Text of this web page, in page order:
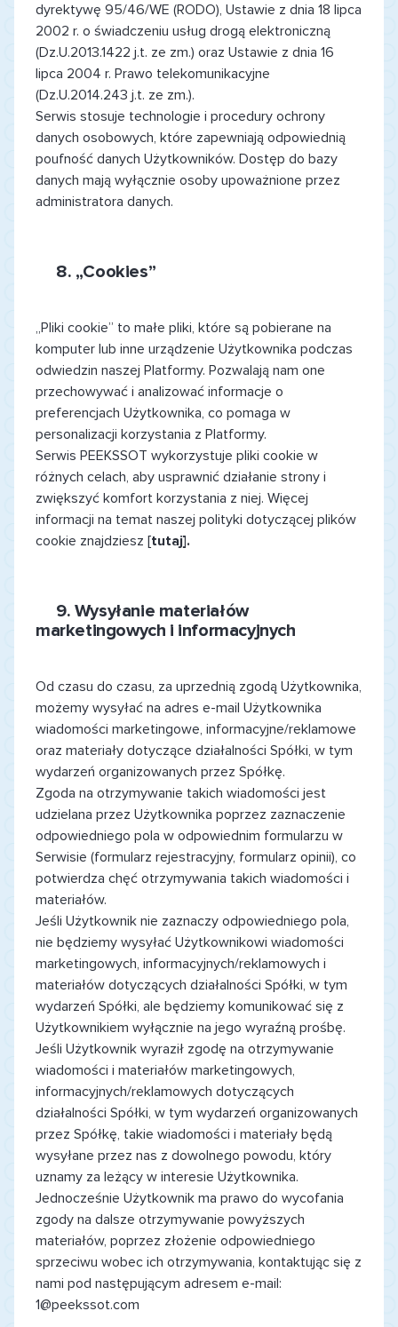
dyrektywę 95/46/WE (RODO), Ustawie z dnia 18 lipca
2002 r. o świadczeniu usług drogą elektroniczną
(Dz.U.2013.1422 j.t. ze zm.) oraz Ustawie z dnia 16
lipca 2004 r. Prawo telekomunikacyjne
(Dz.U.2014.243 j.t. ze zm.).
Serwis stosuje technologie i procedury ochrony
danych osobowych, które zapewniają odpowiednią
poufność danych Użytkowników. Dostęp do bazy
danych mają wyłącznie osoby upoważnione przez
administratora danych.
8. „Cookies”
„Pliki cookie” to małe pliki, które są pobierane na
komputer lub inne urządzenie Użytkownika podczas
odwiedzin naszej Platformy. Pozwalają nam one
przechowywać i analizować informacje o
preferencjach Użytkownika, co pomaga w
personalizacji korzystania z Platformy.
Serwis PEEKSSOT wykorzystuje pliki cookie w
różnych celach, aby usprawnić działanie strony i
zwiększyć komfort korzystania z niej. Więcej
informacji na temat naszej polityki dotyczącej plików
cookie znajdziesz [tutaj].
9. Wysyłanie materiałów
marketingowych i informacyjnych
Od czasu do czasu, za uprzednią zgodą Użytkownika,
możemy wysyłać na adres e-mail Użytkownika
wiadomości marketingowe, informacyjne/reklamowe
oraz materiały dotyczące działalności Spółki, w tym
wydarzeń organizowanych przez Spółkę.
Zgoda na otrzymywanie takich wiadomości jest
udzielana przez Użytkownika poprzez zaznaczenie
odpowiedniego pola w odpowiednim formularzu w
Serwisie (formularz rejestracyjny, formularz opinii), co
potwierdza chęć otrzymywania takich wiadomości i
materiałów.
Jeśli Użytkownik nie zaznaczy odpowiedniego pola,
nie będziemy wysyłać Użytkownikowi wiadomości
marketingowych, informacyjnych/reklamowych i
materiałów dotyczących działalności Spółki, w tym
wydarzeń Spółki, ale będziemy komunikować się z
Użytkownikiem wyłącznie na jego wyraźną prośbę.
Jeśli Użytkownik wyraził zgodę na otrzymywanie
wiadomości i materiałów marketingowych,
informacyjnych/reklamowych dotyczących
działalności Spółki, w tym wydarzeń organizowanych
przez Spółkę, takie wiadomości i materiały będą
wysyłane przez nas z dowolnego powodu, który
uznamy za leżący w interesie Użytkownika.
Jednocześnie Użytkownik ma prawo do wycofania
zgody na dalsze otrzymywanie powyższych
materiałów, poprzez złożenie odpowiedniego
sprzeciwu wobec ich otrzymywania, kontaktując się z
nami pod następującym adresem e-mail:
1@peekssot.com